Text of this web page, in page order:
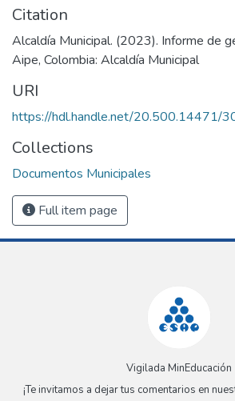
Citation
Alcaldía Municipal. (2023). Informe de
Aipe, Colombia: Alcaldía Municipal
URI
https://hdl.handle.net/20.500.14471/
Collections
Documentos Municipales
Full item page
Vigilada MinEducación
¡Te invitamos a dejar tus comentarios en